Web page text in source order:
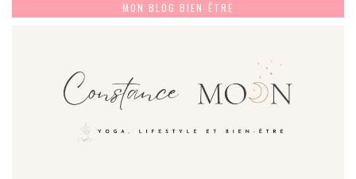
MON BLOG BIEN-ÊTRE